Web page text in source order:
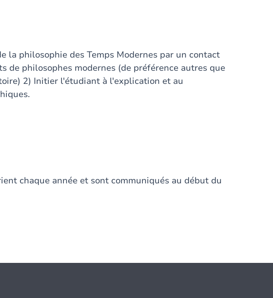
la philosophie des Temps Modernes par un contact
de philosophes modernes (de préférence autres que
2) Initier l'étudiant à l'explication et au
chaque année et sont communiqués au début du